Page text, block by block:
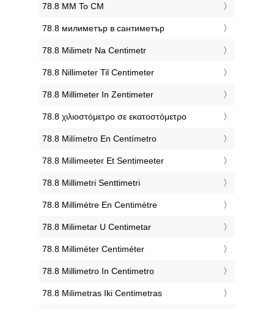
‎78.8 MM To CM
‎78.8 милиметър в сантиметър
‎78.8 Milimetr Na Centimetr
‎78.8 Nillimeter Til Centimeter
‎78.8 Millimeter In Zentimeter
‎78.8 χιλιοστόμετρο σε εκατοστόμετρο
‎78.8 Milímetro En Centímetro
‎78.8 Millimeeter Et Sentimeeter
‎78.8 Millimetri Senttimetri
‎78.8 Millimètre En Centimètre
‎78.8 Milimetar U Centimetar
‎78.8 Milliméter Centiméter
‎78.8 Millimetro In Centimetro
‎78.8 Milimetras Iki Centimetras